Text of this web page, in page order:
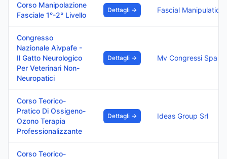
Corso Manipolazione
Fasciale 1°-2° Livello
Dettagli →
Congresso
Nazionale Aivpafe -
Il Gatto Neurologico
Per Veterinari Non-
Neuropatici
Dettagli → Mv Congressi Spa
Corso Teorico-
Pratico Di Ossigeno-
Ozono Terapia
Professionalizzante
Dettagli → Ideas Group Srl
Corso Teorico-